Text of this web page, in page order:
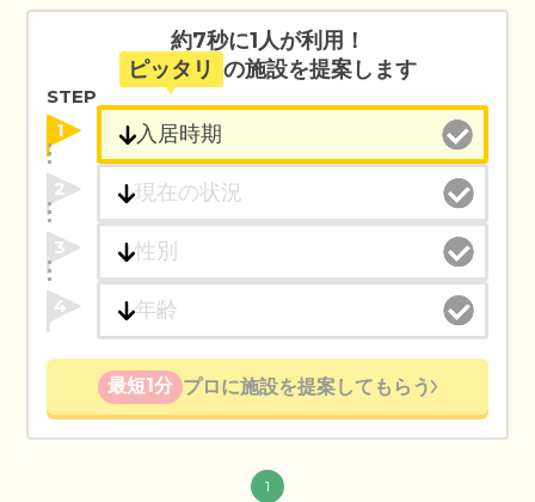
約7秒に1人が利用！
ピッタリ の施設を提案します
STEP
1
2
3
4
最短1分 プロに施設を提案してもらう
1